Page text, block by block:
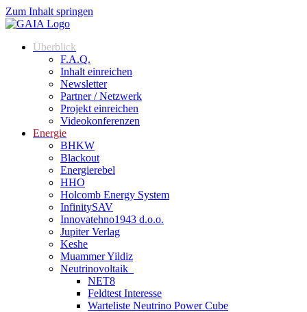
Zum Inhalt springen
Überblick
F.A.Q.
Inhalt einreichen
Newsletter
Partner / Netzwerk
Projekt einreichen
Videokonferenzen
Energie
BHKW
Blackout
Energierebel
HHO
Holcomb Energy System
InfinitySAV
Innovatehno1943 d.o.o.
Jupiter Verlag
Keshe
Muammer Yildiz
Neutrinovoltaik
NET8
Feldtest Interesse
Warteliste Neutrino Power Cube